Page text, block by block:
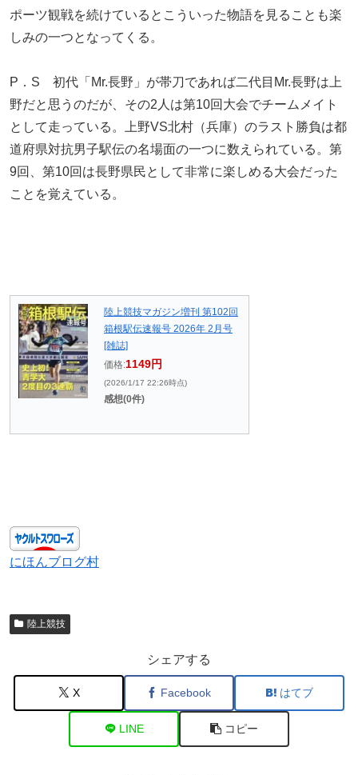
ポーツ観戦を続けているとこういった物語を見ることも楽
しみの一つとなってくる。
P．S 初代「Mr.長野」が帯刀であれば二代目Mr.長野は上
野だと思うのだが、その2人は第10回大会でチームメイト
として走っている。上野VS北村（兵庫）のラスト勝負は都
道府県対抗男子駅伝の名場面の一つに数えられている。第
9回、第10回は長野県民として非常に楽しめる大会だった
ことを覚えている。
陸上競技マガジン増刊 第102回
箱根駅伝速報号 2026年 2月号
[雑誌]
価格:1149円
(2026/1/17 22:26時点)
感想(0件)
にほんブログ村
陸上競技
シェアする
X Facebook はてブ
LINE コピー